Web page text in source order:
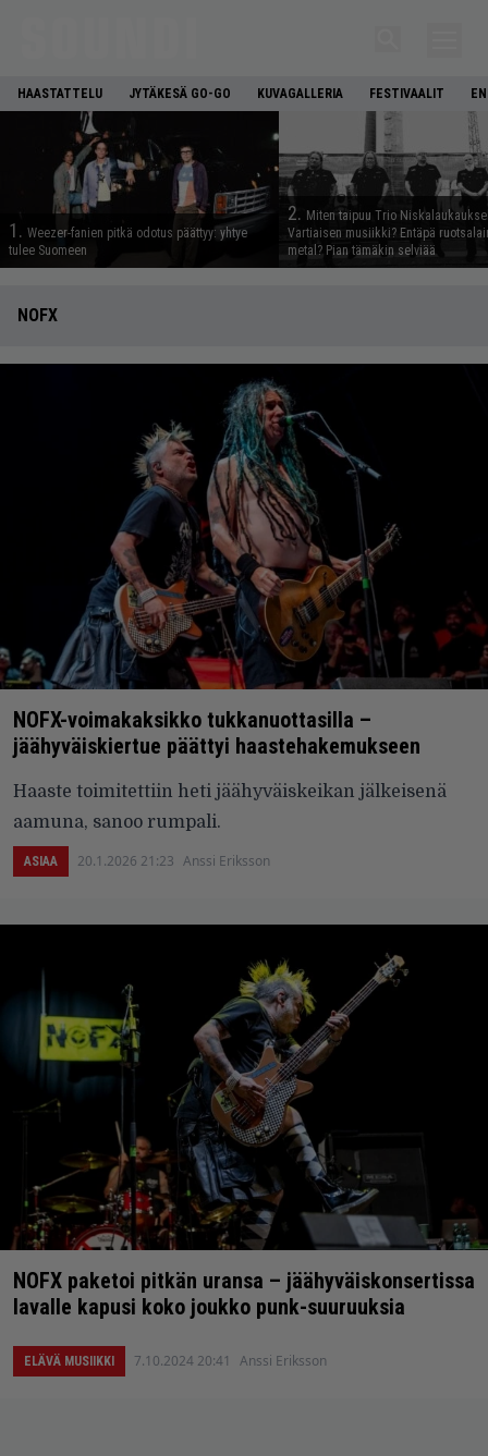
HAASTATTELU JYTÄKESÄ GO-GO KUVAGALLERIA FESTIVAALIT
1. Weezer-fanien pitkä odotus päättyy: yhtye
tulee Suomeen
2. Miten taipuu Trio
Vartiaisen musiikki? Entäpä
metal? Pian tämäkin selviää
NOFX
NOFX-voimakaksikko tukkanuottasilla –
jäähyväiskiertue päättyi haastehakemukseen
Haaste toimitettiin heti jäähyväiskeikan jälkeisenä
aamuna, sanoo rumpali.
ASIAA 20.1.2026 21:23 Anssi Eriksson
NOFX paketoi pitkän uransa – jäähyväiskonsertissa
lavalle kapusi koko joukko punk-suuruuksia
ELÄVÄ MUSIIKKI 7.10.2024 20:41 Anssi Eriksson